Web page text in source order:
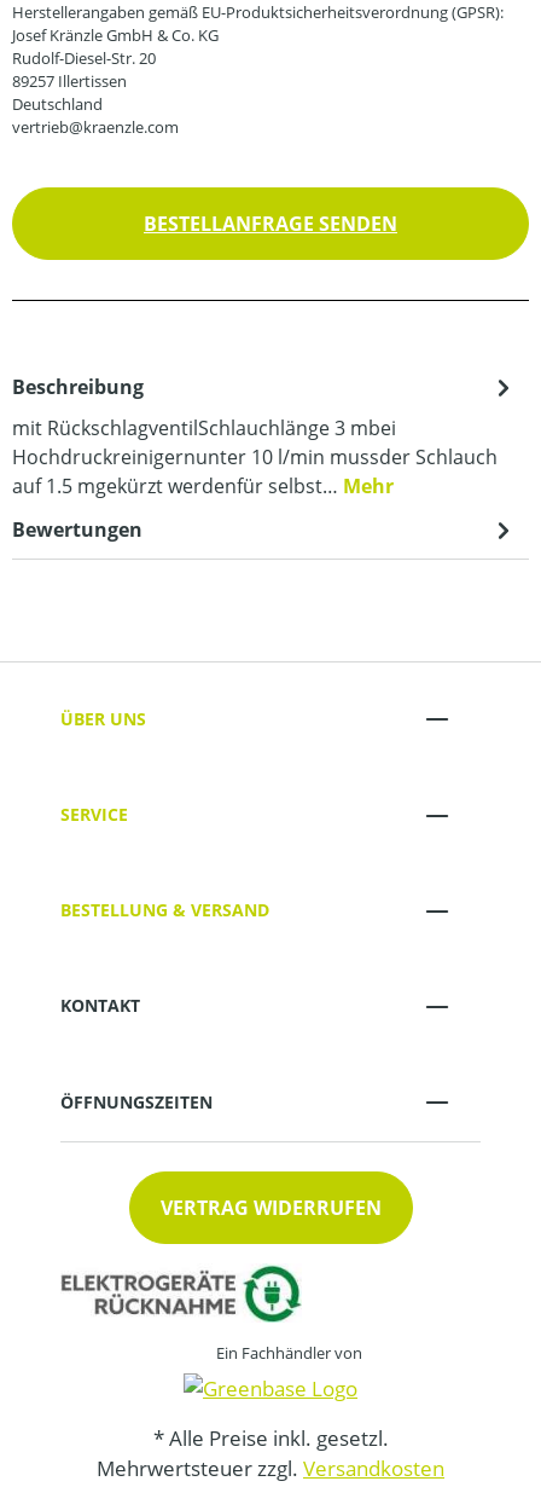
Herstellerangaben gemäß EU-Produktsicherheitsverordnung (GPSR):
Josef Kränzle GmbH & Co. KG
Rudolf-Diesel-Str. 20
89257 Illertissen
Deutschland
vertrieb@kraenzle.com
BESTELLANFRAGE SENDEN
Beschreibung
mit RückschlagventilSchlauchlänge 3 mbei
Hochdruckreinigernunter 10 l/min mussder Schlauch
auf 1.5 mgekürzt werdenfür selbst… Mehr
Bewertungen
ÜBER UNS
SERVICE
BESTELLUNG & VERSAND
KONTAKT
ÖFFNUNGSZEITEN
VERTRAG WIDERRUFEN
Ein Fachhändler von
* Alle Preise inkl. gesetzl.
Mehrwertsteuer zzgl. Versandkosten